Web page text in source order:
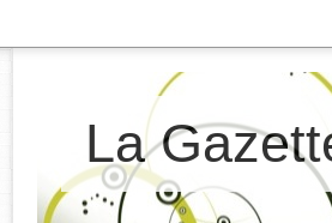
La